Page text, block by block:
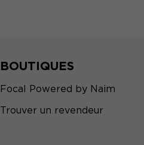
BOUTIQUES
Focal Powered by Naim
Trouver un revendeur